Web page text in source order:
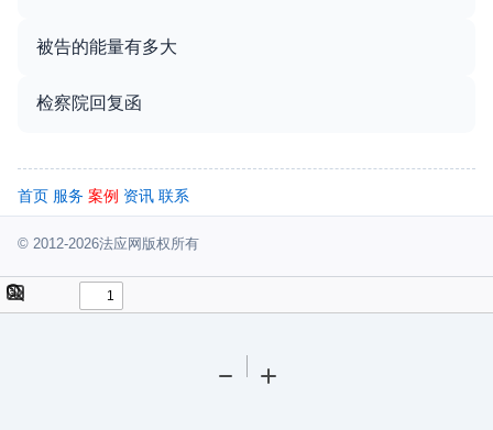
被告的能量有多大
检察院回复函
首页 服务 案例 资讯 联系
© 2012-2026法应网版权所有
Find
Zoom